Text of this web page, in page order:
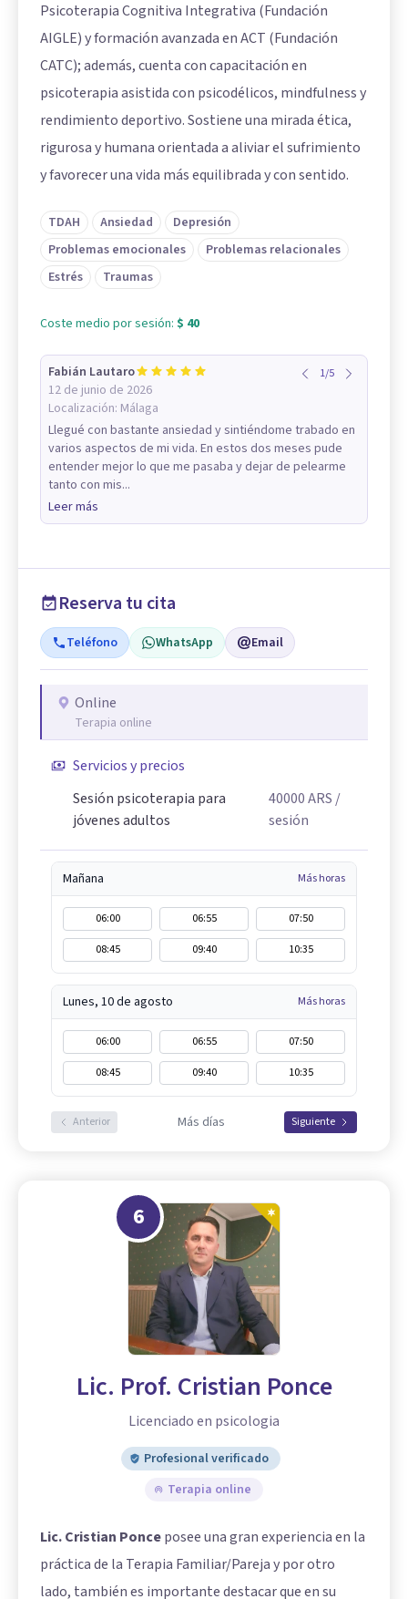
Psicoterapia Cognitiva Integrativa (Fundación
AIGLE) y formación avanzada en ACT (Fundación
CATC); además, cuenta con capacitación en
psicoterapia asistida con psicodélicos, mindfulness y
rendimiento deportivo. Sostiene una mirada ética,
rigurosa y humana orientada a aliviar el sufrimiento
y favorecer una vida más equilibrada y con sentido.
TDAH Ansiedad
Depresión
Problemas emocionales
Problemas relacionales
Estrés
Traumas
Coste medio por sesión: $ 40
Fabián Lautaro
12 de junio de 2026
Localización: Málaga
1/5
Llegué con bastante ansiedad y sintiéndome trabado en
varios aspectos de mi vida. En estos dos meses pude
entender mejor lo que me pasaba y dejar de pelearme
tanto con mis...
Leer más
Reserva tu cita
Teléfono WhatsApp Email
Online
Terapia online
Servicios y precios
Sesión psicoterapia para
jóvenes adultos
40000ARS /
sesión
Mañana Más horas
06:00 06:55
07:50
08:45
09:40 10:35
Lunes, 10 de agosto Más horas
06:00 06:55
07:50
08:45
09:40 10:35
Anterior Más días Siguiente
6
Lic. Prof. Cristian Ponce
Licenciado en psicologia
Profesional verificado
Terapia online
Lic. Cristian Ponceposee una gran experiencia en la
práctica de la Terapia Familiar/Pareja y por otro
lado, también es importante destacar que en su